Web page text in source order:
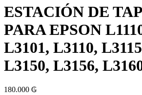
ESTACIÓN DE
PARA EPSON
L3101, L3110,
L3150, L3156,
180.000 ₲